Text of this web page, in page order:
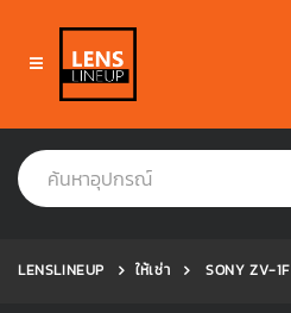
LENSLINEUP ให้เช่า SONY ZV-1F